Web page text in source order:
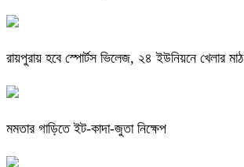
রায়পুরায় হবে স্পোর্টস ভিলেজ, ২৪ ইউনিয়নে খেলার মাঠ
মমতার গাড়িতে ইট-কাদা-জুতা নিক্ষেপ